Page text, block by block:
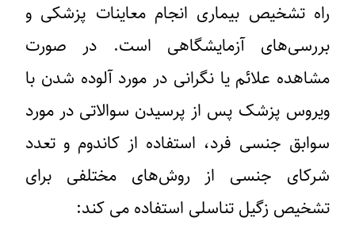
راه تشخیص بیماری انجام معاینات پزشکی و
بررسی‌های آزمایشگاهی است. در صورت
مشاهده علائم یا نگرانی در مورد آلوده شدن با
ویروس پزشک پس از پرسیدن سوالاتی در مورد
سوابق جنسی فرد، استفاده از کاندوم و تعدد
شرکای جنسی از روش‌های مختلفی برای
تشخیص زگیل تناسلی استفاده می کند: